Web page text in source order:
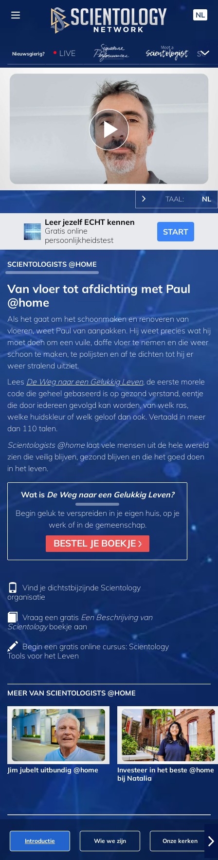
NL
Nieuwsgierig? LIVE
Play
Video
TAAL: NL
Leer jezelf ECHT kennen
Gratis online
persoonlijkheidstest
START
SCIENTOLOGISTS @HOME
Van vloer tot afdichting met Paul
@home
Als het gaat om het schoonmaken en renoveren van
vloeren, weet Paul van aanpakken. Hij weet precies wat hij
moet doen om een vuile, doffe vloer te nemen en die weer
schoon te maken, te polijsten en af te dichten tot hij er
weer stralend uitziet.
Lees De Weg naar een Gelukkig Leven, de eerste morele
code die geheel gebaseerd is op gezond verstand, eentje
die door iedereen gevolgd kan worden, van welk ras,
welke huidskleur of welk geloof dan ook. Vertaald in meer
dan 110 talen.
Scientologists @homelaat vele mensen uit de hele wereld
zien die veilig blijven, gezond blijven en die het goed doen
in het leven.
Wat is De Weg naar een Gelukkig Leven?
Begin geluk te verspreiden in je eigen huis, op je
werk of in de gemeenschap.
BESTEL JE BOEKJE
Vind je dichtstbijzijnde Scientology
organisatie
Vraag een gratis Een Beschrijving van
Scientologyboekje aan
Begin een gratis online cursus: Scientology
Tools voor het Leven
MEER VAN SCIENTOLOGISTS @HOME
Jim jubelt uitbundig @home
Investeer in het beste @home
bij Natalia
Introductie Wie we zijn Onze kerken